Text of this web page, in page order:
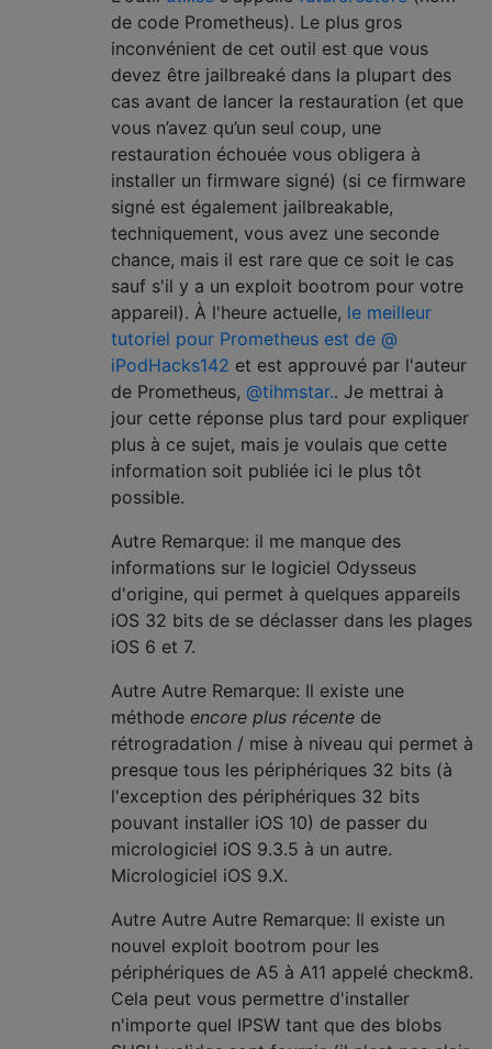
de code Prometheus). Le plus gros
inconvénient de cet outil est que vous
devez être jailbreaké dans la plupart des
cas avant de lancer la restauration (et que
vous n’avez qu’un seul coup, une
restauration échouée vous obligera à
installer un firmware signé) (si ce firmware
signé est également jailbreakable,
techniquement, vous avez une seconde
chance, mais il est rare que ce soit le cas
sauf s'il y a un exploit bootrom pour votre
appareil). À l'heure actuelle, le meilleur
tutoriel pour Prometheus est de @
iPodHacks142 et est approuvé par l'auteur
de Prometheus, @tihmstar.. Je mettrai à
jour cette réponse plus tard pour expliquer
plus à ce sujet, mais je voulais que cette
information soit publiée ici le plus tôt
possible.
Autre Remarque: il me manque des
informations sur le logiciel Odysseus
d'origine, qui permet à quelques appareils
iOS 32 bits de se déclasser dans les plages
iOS 6 et 7.
Autre Autre Remarque: Il existe une
méthode encore plus récente de
rétrogradation / mise à niveau qui permet à
presque tous les périphériques 32 bits (à
l'exception des périphériques 32 bits
pouvant installer iOS 10) de passer du
micrologiciel iOS 9.3.5 à un autre.
Micrologiciel iOS 9.X.
Autre Autre Autre Remarque: Il existe un
nouvel exploit bootrom pour les
périphériques de A5 à A11 appelé checkm8.
Cela peut vous permettre d'installer
n'importe quel IPSW tant que des blobs